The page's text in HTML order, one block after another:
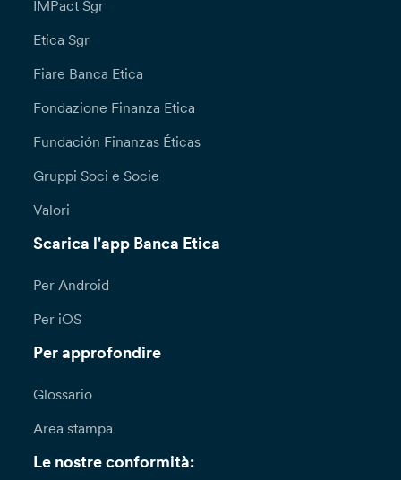
nonché per ricevere ulteriori informazioni con
riguardo al trattamento dei tuoi dati personali,
Dipendenze, oppure inoltrare richiesta scritta
Banca, alla sezione “Privacy e cookie policy”
Protezione dei Dati (Data Protection Officer):
DPO@bancaetica.com.
Qualora lamenti una violazione nel trattamento
l’indebito inserimento dei tuoi dati personali
puoi presentare formale reclamo all’Ufficio
Tommaseo, 7 ­ 35131 Padova –
termine per la risposta a seguito di una tua
richiesta ai sensi degli articoli 15 e ss. è di un (1)
mese, prorogabile di due (2) mesi in casi di
particolare complessità; in questi casi, la Banca
IMPact Sgr
Etica Sgr
Fiare Banca Etica
Fondazione Finanza Etica
Fundación Finanzas Éticas
Gruppi Soci e Socie
Valori
Scarica l'app Banca Etica
Per Android
Per iOS
Per approfondire
Glossario
Area stampa
Le nostre conformità: